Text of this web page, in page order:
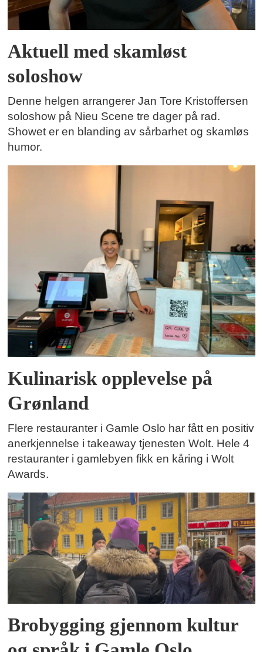
Aktuell med skamløst
soloshow
Denne helgen arrangerer Jan Tore Kristoffersen
soloshow på Nieu Scene tre dager på rad.
Showet er en blanding av sårbarhet og skamløs
humor.
Kulinarisk opplevelse på
Grønland
Flere restauranter i Gamle Oslo har fått en positiv
anerkjennelse i takeaway tjenesten Wolt. Hele 4
restauranter i gamlebyen fikk en kåring i Wolt
Awards.
Brobygging gjennom kultur